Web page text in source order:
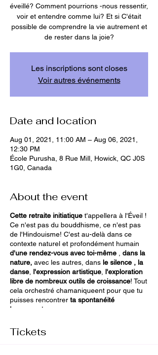
éveillé? Comment pourrions -nous ressentir,
voir et entendre comme lui? Et si C'était
possible de comprendre la vie autrement et
de rester dans la joie?
Les inscriptions sont closes
Voir autres événements
Date and location
Aug 01, 2021, 11:00 AM – Aug 06, 2021,
12:30 PM
École Purusha, 8 Rue Mill, Howick, QC J0S
1G0, Canada
About the event
Cette retraite initiatique t'appellera à l'Éveil !
Ce n'est pas du bouddhisme, ce n'est pas
de l'Hindouisme! C'est au-delà dans ce
contexte naturel et profondément humain
d'une rendez-vous avec toi-même
dans la
nature, avec les autres, dans le silence , la
danse l'expression artistique l'exploration
libre de nombreux outils de croissance! Tout
cela orchestré chamaniqueent pour que tu
puisses rencontrer ta spontanéité
heureuse. !
Tickets